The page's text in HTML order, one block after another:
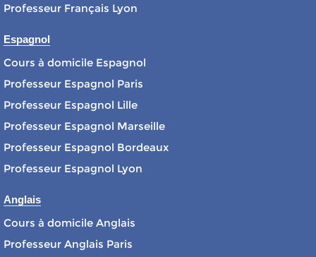
Professeur Français Lyon
Espagnol
Cours à domicile Espagnol
Professeur Espagnol Paris
Professeur Espagnol Lille
Professeur Espagnol Marseille
Professeur Espagnol Bordeaux
Professeur Espagnol Lyon
Anglais
Cours à domicile Anglais
Professeur Anglais Paris